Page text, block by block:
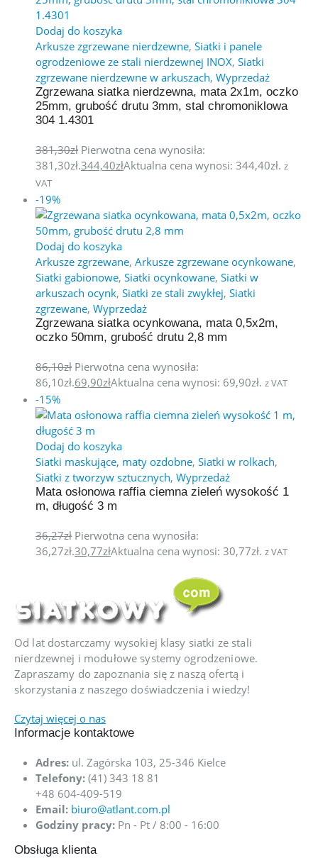
Dodaj do koszyka
Arkusze zgrzewane nierdzewne, Siatki i panele
ogrodzeniowe ze stali nierdzewnej INOX, Siatki
zgrzewane nierdzewne w arkuszach, Wyprzedaż
Zgrzewana siatka nierdzewna, mata 2x1m, oczko
25mm, grubość drutu 3mm, stal chromoniklowa
304 1.4301
381,30zł Pierwotna cena wynosiła:
381,30zł.344,40złAktualna cena wynosi: 344,40zł. z
VAT
-19%
Dodaj do koszyka
Arkusze zgrzewane, Arkusze zgrzewane ocynkowane,
Siatki gabionowe, Siatki ocynkowane, Siatki w
arkuszach ocynk, Siatki ze stali zwykłej, Siatki
zgrzewane, Wyprzedaż
Zgrzewana siatka ocynkowana, mata 0,5x2m,
oczko 50mm, grubość drutu 2,8 mm
86,10zł Pierwotna cena wynosiła:
86,10zł.69,90złAktualna cena wynosi: 69,90zł. z VAT
-15%
Dodaj do koszyka
Siatki maskujące, maty ozdobne, Siatki w rolkach,
Siatki z tworzyw sztucznych, Wyprzedaż
Mata osłonowa raffia ciemna zieleń wysokość 1
m, długość 3 m
36,27zł Pierwotna cena wynosiła:
36,27zł.30,77złAktualna cena wynosi: 30,77zł. z VAT
Od lat dostarczamy wysokiej klasy siatki ze stali
nierdzewnej i modułowe systemy ogrodzeniowe.
Zapraszamy do zapoznania się z naszą ofertą i
skorzystania z naszego doświadczenia i wiedzy!
Czytaj więcej o nas
Informacje kontaktowe
Adres: ul. Zagórska 103, 25-346 Kielce
Telefony: (41) 343 18 81
+48 604-409-519
Email: biuro@atlant.com.pl
Godziny pracy: Pn - Pt / 8:00 - 16:00
Obsługa klienta